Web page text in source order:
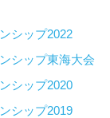
シップ2022
シップ東海大会
シップ2020
シップ2019